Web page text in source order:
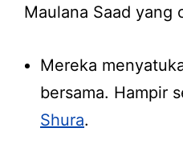
Maulana Saad yang
Mereka
bersama. Hampir
Shura.